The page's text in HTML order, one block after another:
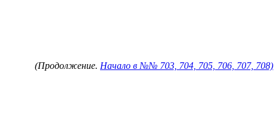
(Продолжение. Начало в №№ 703, 704, 705, 706, 707, 708)